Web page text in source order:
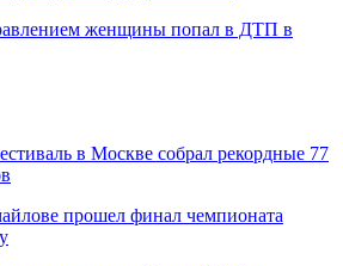
женщины попал в ДТП в
в Москве собрал рекордные 77
прошел финал чемпионата